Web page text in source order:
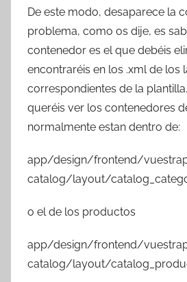
De este modo, desaparece la
problema, como os dije, es
contenedor es el que debéis
encontraréis en los .xml de los
correspondientes de la
queréis ver los contenedores
normalmente estan dentro de:
app/design/frontend/
catalog/layout/
o el de los productos
app/design/frontend/
catalog/layout/